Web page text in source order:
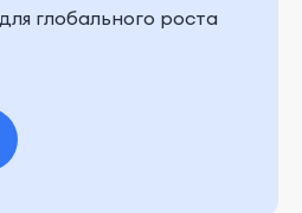
глобального роста